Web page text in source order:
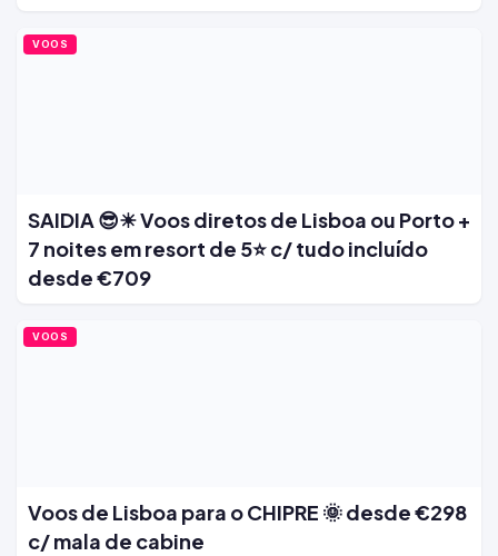
VOOS
SAIDIA 😎☀ Voos diretos de Lisboa ou Porto +
7 noites em resort de 5⭐ c/ tudo incluído
desde €709
VOOS
Voos de Lisboa para o CHIPRE 🌞 desde €298
c/ mala de cabine